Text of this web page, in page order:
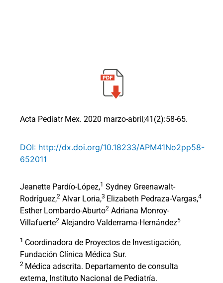
Acta Pediatr Mex. 2020 marzo-abril;41(2):58-65.
DOI: http://dx.doi.org/10.18233/APM41No2pp58-
652011
Jeanette Pardío-López,1 Sydney Greenawalt-
Rodríguez,2 Alvar Loria,3 Elizabeth Pedraza-Vargas,4
Esther Lombardo-Aburto2 Adriana Monroy-
Villafuerte2 Alejandro Valderrama-Hernández5
1 Coordinadora de Proyectos de Investigación,
Fundación Clínica Médica Sur.
2 Médica adscrita. Departamento de consulta
externa, Instituto Nacional de Pediatría.